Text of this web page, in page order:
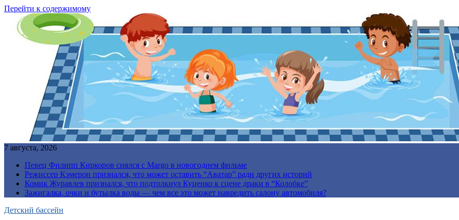
Перейти к содержимому
7 августа, 2026
Певец Филипп Киркоров снялся с Margo в новогоднем фильме
Режиссер Кэмерон признался, что может оставить “Аватар” ради других историй
Комик Журавлев признался, что подтолкнул Куценко к сцене драки в “Колобке”
Зажигалка, очки и бутылка воды — чем все это может навредить салону автомобиля?
Детский бассейн